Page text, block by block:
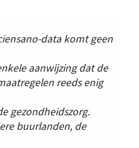
data komt geen
aanwijzing dat de
reeds enig
gezondheidszorg.
buurlanden, de